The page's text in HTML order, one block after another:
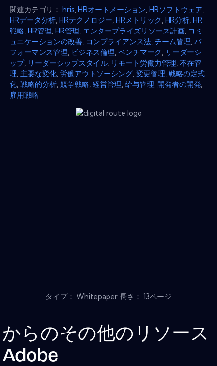
関連カテゴリ： hris HRオートメーション HRソフトウェア
HRデータ分析 HRテクノロジー HRメトリック HR分析 HR
戦略 HR管理 HR管理 エンタープライズリソース計画 コミ
ュニケーションの改善 コンプライアンス法 チーム管理 パ
フォーマンス管理 ビジネス倫理 ベンチマーク
リーダーシ
ップ, リーダーシップスタイル リモート労働力管理 不在管
理 主要な変化 労働アウトソーシング 変更管理 戦略の定式
化 戦略的分析 競争戦略 経営管理 給与管理 開発者の開発
雇用戦略
タイプ： Whitepaper 長さ： 13ページ
からのその他のリソース
Adobe